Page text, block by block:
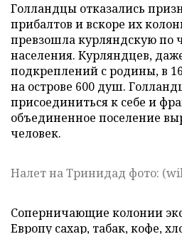
Голландцы отказались
прибалтов и вскоре их
превзошла курляндскую по
населения. Курляндцев,
подкреплений с родины, в
на острове 600 душ.
присоединиться к себе и
объединенное поселение
человек.
Налет на Тринидад фото:
Соперничающие колонии
Европу сахар, табак, кофе,